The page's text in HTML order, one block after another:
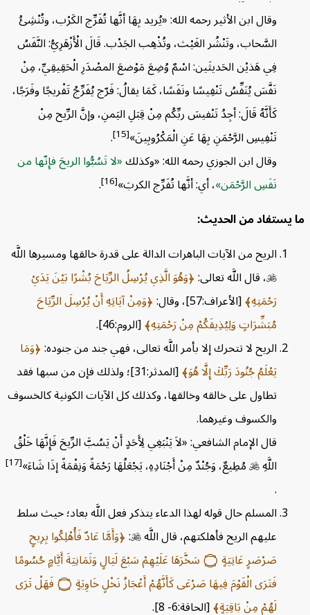
وقال ابن الأثير رحمه الله: «يُريد بِهَا أنَّها تُفَرِّج الكَرْب، وتُنْشِئُ
السَّحاب، وتَنْشُر الغَيْث، وتُذْهِب الجَدْب. قَالَ الْأَزْهَرِيُّ: النَّفَسُ
فِي هَذيْن الحَديثَين: اسْمٌ وُضِعَ مَوْضعَ المصْدَرِ الْحَقِيقِيِّ، مِنْ
نَفَّسَ يُنَفِّسُ تَنْفِيسًا ونَفَسًا، كَمَا يقالُ: فَرّج يُفَرِّجُ تَفْريجًا وفَرَجًا،
كَأَنَّهُ قَالَ: أجِدُ تَنْفيسَ ربِّكُم مِنْ قِبَلِ اليَمنِ، وإنَّ الرِّيح مِنْ
تَنْفِيسِ الرَّحْمَنِ بِهَا عَنِ الْمَكْرُوبِينَ»[15]
.
وقال ابن الجوزي رحمه الله: «وكذلك لا تَسُبُّوا الريحَ فإِنّها من
نَفَسِ الرَّحْمَن ، أي: أنَّها تُفَرِّج الكربَ»[16]
.
من الحديث:
الريح من الآيات الباهرات الدالة على قدرة خالقها ومسيرها اللَّه
، قال اللَّه تعالى: وَهُوَ الَّذِي يُرْسِلُ الرِّيَاحَ بُشْرًا بَيْنَ يَدَيْ
رَحْمَتِهِ [الأعراف:57]، وقال:
وَمِنْ آيَاتِهِ أَنْ يُرْسِلَ الرِّيَاحَ
مُبَشِّرَاتٍ وَلِيُذِيقَكُمْ مِنْ رَحْمَتِهِ [الروم:46].
الريح لا تتحرك إلا بأمر اللَّه تعالى، فهي جند من جنوده: وَمَا
يَعْلَمُ جُنُودَ رَبِّكَ إِلَّا هُوَ
[المدثر:31]؛ ولذلك فإن من سبها فقد
تطاول على خالقه وخالقها، وكذلك كل الآيات الكونية كالخسوف
والكسوف وغيرهما.
قال الإمام الشافعي: «لاَ يَنْبَغِي لِأَحَدٍ أَنْ يَسُبَّ الرِّيحَ فَإِنَّهَا خَلْقُ
مُطِيعٌ، وَجُنْدٌ مِنْ أَجْنَادِهِ، يَجْعَلُهَا رَحْمَةً وَنِقْمَةً إذَا شَاءَ»[17]
المسلم حال قوله لهذا الدعاء يتذكر فعل اللَّه بعاد؛ حيث سلط
عليهم الريح فأهلكتهم، قال اللَّه
: وَأَمَّا عَادٌ فَأُهْلِكُوا بِرِيحٍ
صَرْصَرٍ عَاتِيَةٍ۝سَخَّرَهَا عَلَيْهِمْ سَبْعَ لَيَالٍ وَثَمَانِيَةَ أَيَّامٍ حُسُومًا
فَتَرَى الْقَوْمَ فِيهَا صَرْعَى كَأَنَّهُمْ أَعْجَازُ نَخْلٍ خَاوِيَةٍ۝فَهَلْ تَرَى
لَهُمْ مِنْ بَاقِيَةٍ [الحاقة:6- 8].